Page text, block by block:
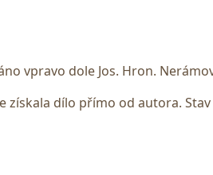
vpravo dole Jos. Hron.
získala dílo přímo od autora.